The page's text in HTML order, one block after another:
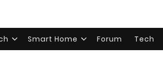
Smart Home Forum Tech